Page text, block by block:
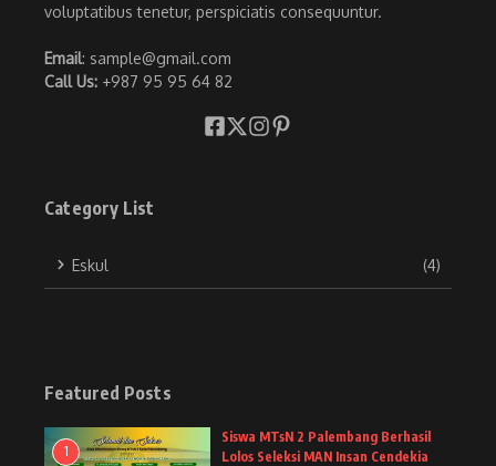
voluptatibus tenetur, perspiciatis consequuntur.
Email: sample@gmail.com
Call Us: +987 95 95 64 82
Category List
Eskul (4)
Featured Posts
1
Siswa MTsN 2 Palembang Berhasil
Lolos Seleksi MAN Insan Cendekia